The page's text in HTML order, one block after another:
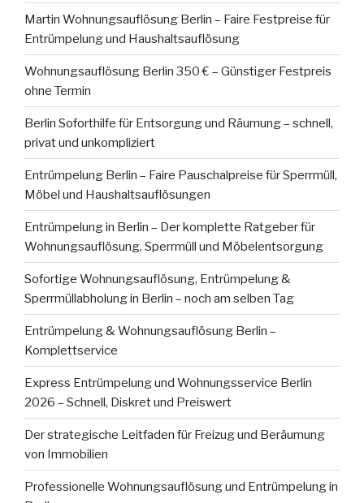
Martin Wohnungsauflösung Berlin – Faire Festpreise für
Entrümpelung und Haushaltsauflösung
Wohnungsauflösung Berlin 350 € – Günstiger Festpreis
ohne Termin
Berlin Soforthilfe für Entsorgung und Räumung – schnell,
privat und unkompliziert
Entrümpelung Berlin – Faire Pauschalpreise für Sperrmüll,
Möbel und Haushaltsauflösungen
Entrümpelung in Berlin – Der komplette Ratgeber für
Wohnungsauflösung, Sperrmüll und Möbelentsorgung
Sofortige Wohnungsauflösung, Entrümpelung &
Sperrmüllabholung in Berlin – noch am selben Tag
Entrümpelung & Wohnungsauflösung Berlin –
Komplettservice
Express Entrümpelung und Wohnungsservice Berlin
2026 – Schnell, Diskret und Preiswert
Der strategische Leitfaden für Freizug und Beräumung
von Immobilien
Professionelle Wohnungsauflösung und Entrümpelung in